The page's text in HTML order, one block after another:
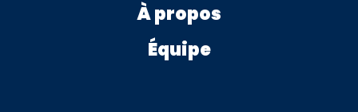
À propos
Équipe